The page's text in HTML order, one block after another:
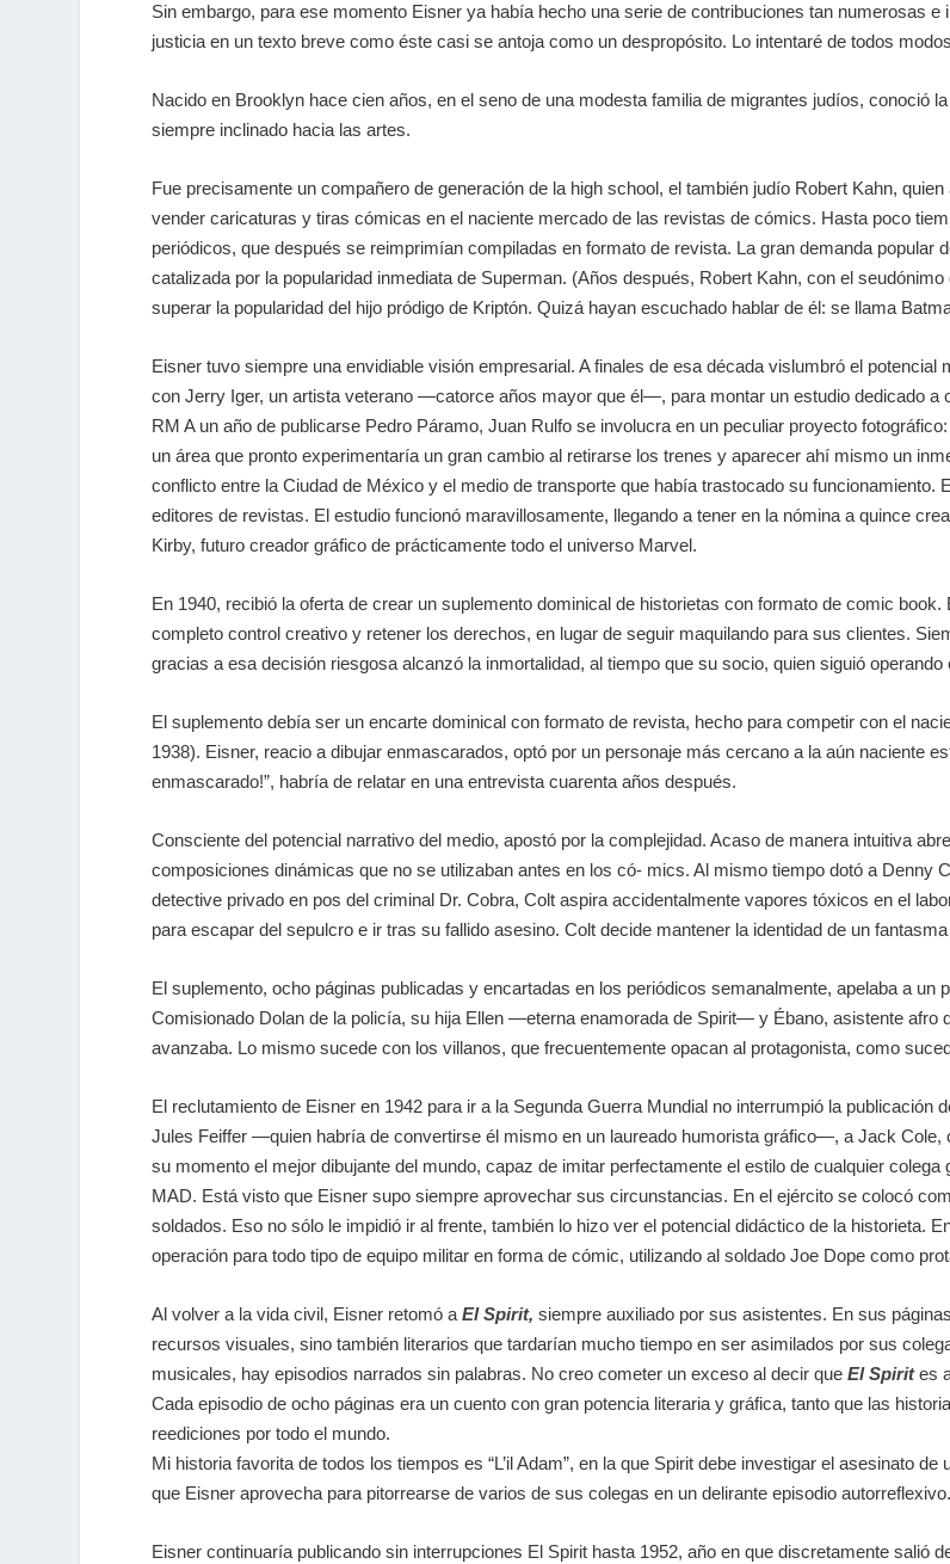
Sin embargo, para ese momento Eisner ya había hecho una serie de contribuciones tan numerosas
justicia en un texto breve como éste casi se antoja como un despropósito. Lo intentaré de todos
Nacido en Brooklyn hace cien años, en el seno de una modesta familia de migrantes judíos, conoció
siempre inclinado hacia las artes.
Fue precisamente un compañero de generación de la high school, el también judío Robert Kahn,
vender caricaturas y tiras cómicas en el naciente mercado de las revistas de cómics. Hasta poco
periódicos, que después se reimprimían compiladas en formato de revista. La gran demanda popular
catalizada por la popularidad inmediata de Superman. (Años después, Robert Kahn, con el
superar la popularidad del hijo pródigo de Kriptón. Quizá hayan escuchado hablar de él: se llama
Eisner tuvo siempre una envidiable visión empresarial. A finales de esa década vislumbró el
con Jerry Iger, un artista veterano —catorce años mayor que él—, para montar un estudio dedicado a
RM A un año de publicarse Pedro Páramo, Juan Rulfo se involucra en un peculiar proyecto
un área que pronto experimentaría un gran cambio al retirarse los trenes y aparecer ahí mismo un
conflicto entre la Ciudad de México y el medio de transporte que había trastocado su funcionamiento.
editores de revistas. El estudio funcionó maravillosamente, llegando a tener en la nómina a quince
Kirby, futuro creador gráfico de prácticamente todo el universo Marvel.
En 1940, recibió la oferta de crear un suplemento dominical de historietas con formato de comic
completo control creativo y retener los derechos, en lugar de seguir maquilando para sus clientes.
gracias a esa decisión riesgosa alcanzó la inmortalidad, al tiempo que su socio, quien siguió
El suplemento debía ser un encarte dominical con formato de revista, hecho para competir con el
1938). Eisner, reacio a dibujar enmascarados, optó por un personaje más cercano a la aún naciente
enmascarado!”, habría de relatar en una entrevista cuarenta años después.
Consciente del potencial narrativo del medio, apostó por la complejidad. Acaso de manera intuitiva
composiciones dinámicas que no se utilizaban antes en los có- mics. Al mismo tiempo dotó a Denny
detective privado en pos del criminal Dr. Cobra, Colt aspira accidentalmente vapores tóxicos en el
para escapar del sepulcro e ir tras su fallido asesino. Colt decide mantener la identidad de un
El suplemento, ocho páginas publicadas y encartadas en los periódicos semanalmente, apelaba a un
Comisionado Dolan de la policía, su hija Ellen —eterna enamorada de Spirit— y Ébano, asistente afro
avanzaba. Lo mismo sucede con los villanos, que frecuentemente opacan al protagonista, como
El reclutamiento de Eisner en 1942 para ir a la Segunda Guerra Mundial no interrumpió la publicación
Jules Feiffer —quien habría de convertirse él mismo en un laureado humorista gráfico—, a Jack Cole,
su momento el mejor dibujante del mundo, capaz de imitar perfectamente el estilo de cualquier
MAD. Está visto que Eisner supo siempre aprovechar sus circunstancias. En el ejército se colocó
soldados. Eso no sólo le impidió ir al frente, también lo hizo ver el potencial didáctico de la historieta.
operación para todo tipo de equipo militar en forma de cómic, utilizando al soldado Joe Dope como
Al volver a la vida civil, Eisner retomó aEl Spirit, siempre auxiliado por sus asistentes. En sus
recursos visuales, sino también literarios que tardarían mucho tiempo en ser asimilados por sus
musicales, hay episodios narrados sin palabras. No creo cometer un exceso al decir queEl Spirit es
Cada episodio de ocho páginas era un cuento con gran potencia literaria y gráfica, tanto que las
reediciones por todo el mundo.
Mi historia favorita de todos los tiempos es “L’il Adam”, en la que Spirit debe investigar el asesinato
que Eisner aprovecha para pitorrearse de varios de sus colegas en un delirante episodio
Eisner continuaría publicando sin interrupciones El Spirit hasta 1952, año en que discretamente salió